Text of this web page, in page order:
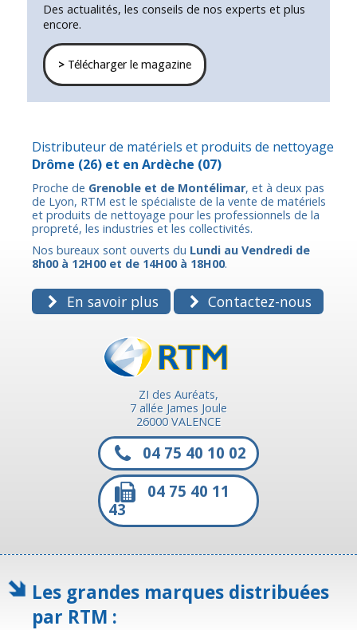
Des actualités, les conseils de nos experts et plus
encore.
>Télécharger le magazine
Distributeur de matériels et produits de nettoyage
Drôme (26) et en Ardèche (07)
Proche de Grenoble et de Montélimar, et à deux pas
de Lyon, RTM est le spécialiste de la vente de matériels
et produits de nettoyage pour les professionnels de la
propreté, les industries et les collectivités.
Nos bureaux sont ouverts du Lundi au Vendredi de
8h00 à 12H00 et de 14H00 à 18H00.
En savoir plus Contactez-nous
ZI des Auréats,
7 allée James Joule
26000 VALENCE
04 75 40 10 02
04 75 40 11
43
Les grandes marques distribuées
par RTM :